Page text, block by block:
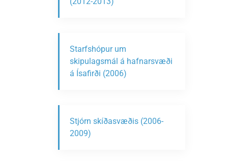
Starfshópur um
skipulagsmál á hafnarsvæði
á Ísafirði (2006)
Stjórn skíðasvæðis (2006-
2009)